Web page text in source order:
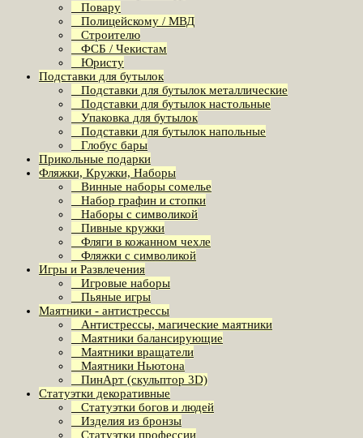
Повару
Полицейскому / МВД
Строителю
ФСБ / Чекистам
Юристу
Подставки для бутылок
Подставки для бутылок металлические
Подставки для бутылок настольные
Упаковка для бутылок
Подставки для бутылок напольные
Глобус бары
Прикольные подарки
Фляжки, Кружки, Наборы
Винные наборы сомелье
Набор графин и стопки
Наборы с символикой
Пивные кружки
Фляги в кожанном чехле
Фляжки с символикой
Игры и Развлечения
Игровые наборы
Пьяные игры
Маятники - антистрессы
Антистрессы, магические маятники
Маятники балансирующие
Маятники вращатели
Маятники Ньютона
ПинАрт (скульптор 3D)
Статуэтки декоративные
Статуэтки богов и людей
Изделия из бронзы
Статуэтки профессии